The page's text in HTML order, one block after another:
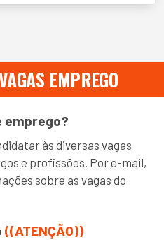
EMPREGO
emprego?
às diversas vagas
e profissões. Por e-mail,
sobre as vagas do
((ATENÇÃO))